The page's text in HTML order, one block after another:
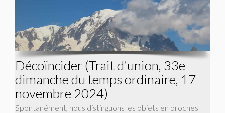
Décoïncider (Trait d’union, 33e
dimanche du temps ordinaire, 17
novembre 2024)
Spontanément, nous distinguons les objets en proches